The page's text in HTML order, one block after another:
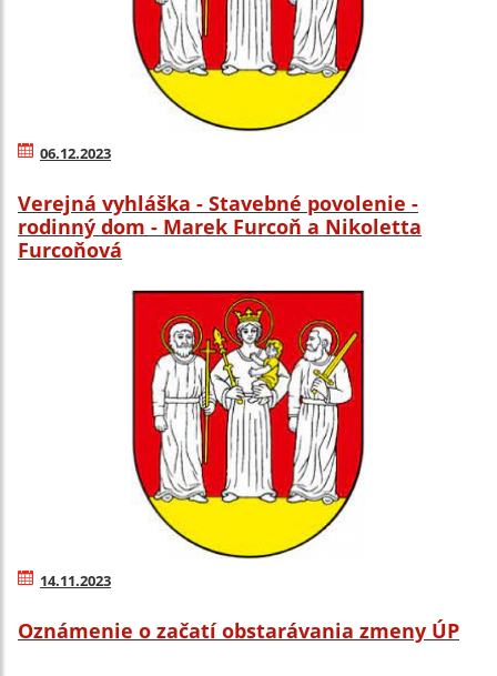
06.12.2023
Verejná vyhláška - Stavebné povolenie -
rodinný dom - Marek Furcoň a Nikoletta
Furcoňová
14.11.2023
Oznámenie o začatí obstarávania zmeny ÚP